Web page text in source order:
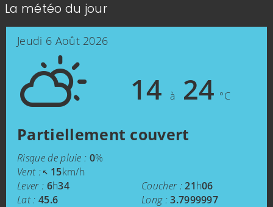
La météo du jour
Jeudi 6 Août 2026
14 à 24 °C
Partiellement couvert
Risque de pluie : 0%
Vent : 15km/h
Lever : 6h34 Coucher :21h06
Lat : 45.6 Long :3.7999997